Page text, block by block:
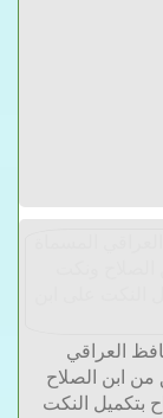
العراقي
من ابن الصلاح
بتكميل النكت